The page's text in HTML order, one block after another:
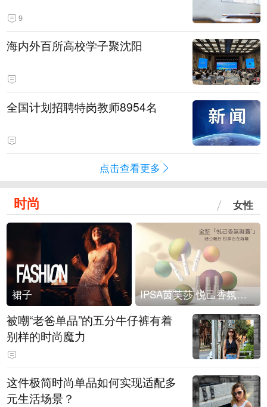
9
海内外百所高校学子聚沈阳
全国计划招聘特岗教师8954名
点击查看更多
时尚 女性
裙子 IPSA茵芙莎 悦己香氛凝露上市
被嘲“老爸单品”的五分牛仔裤有着
别样的时尚魔力
这件极简时尚单品如何实现适配多
元生活场景？